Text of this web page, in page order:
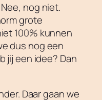
nog niet.
grote
100% kunnen
dus nog een
jij een idee? Dan
Daar gaan we